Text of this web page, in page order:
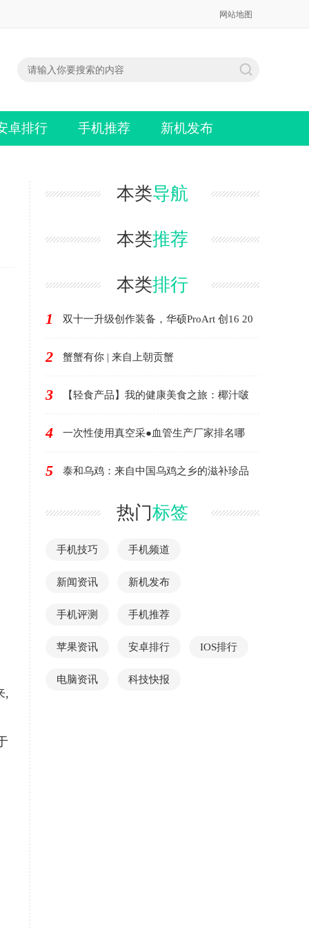
网站地图
卓排行 手机推荐 新机发布
,
本类导航
本类推荐
本类排行
1 双十一升级创作装备，华硕ProArt 创16 20
2 蟹蟹有你 | 来自上朝贡蟹
3 【轻食产品】我的健康美食之旅：椰汁啵
4 一次性使用真空采●血管生产厂家排名哪
5 泰和乌鸡：来自中国乌鸡之乡的滋补珍品
热门标签
手机技巧 手机频道
新闻资讯 新机发布
手机评测 手机推荐
苹果资讯 安卓排行 IOS排行
电脑资讯 科技快报